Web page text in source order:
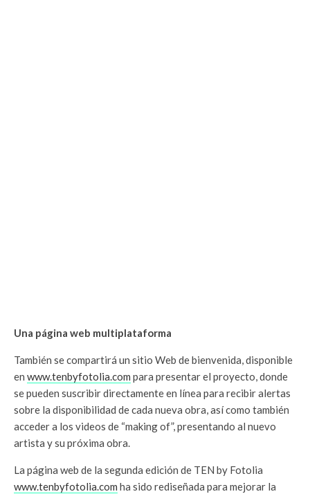
Una página web multiplataforma
También se compartirá un sitio Web de bienvenida, disponible
en www.tenbyfotolia.com para presentar el proyecto, donde
se pueden suscribir directamente en línea para recibir alertas
sobre la disponibilidad de cada nueva obra, así como también
acceder a los videos de “making of”, presentando al nuevo
artista y su próxima obra.
La página web de la segunda edición de TEN by Fotolia
www.tenbyfotolia.com ha sido rediseñada para mejorar la